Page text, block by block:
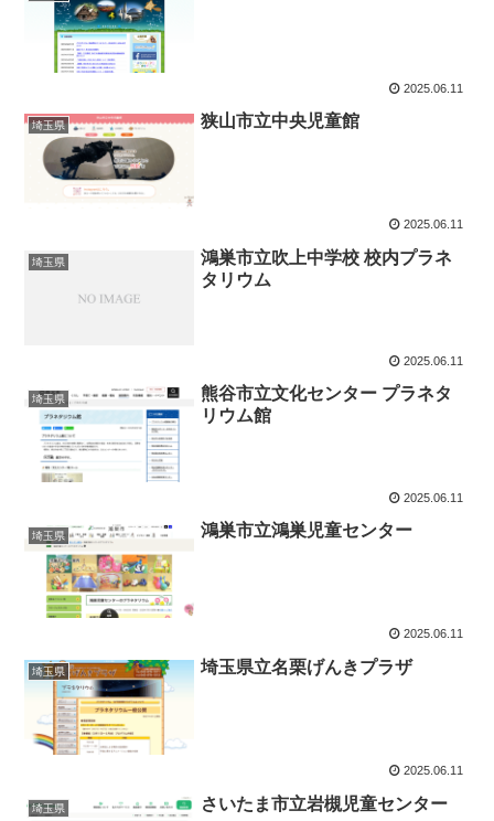
2025.06.11
埼玉県 狭山市立中央児童館
2025.06.11
埼玉県
鴻巣市立吹上中学校 校内プラネ
タリウム
2025.06.11
埼玉県
熊谷市立文化センター プラネタ
リウム館
2025.06.11
埼玉県 鴻巣市立鴻巣児童センター
2025.06.11
埼玉県 埼玉県立名栗げんきプラザ
2025.06.11
埼玉県 さいたま市立岩槻児童センター